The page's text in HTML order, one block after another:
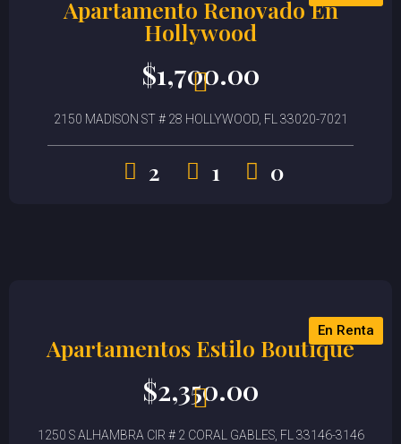
Apartamento Renovado En
Hollywood
$1,700.00
2150 MADISON ST # 28 HOLLYWOOD, FL 33020-7021
2 1 0
En Renta
Apartamentos Estilo Boutique
$2,350.00
1250 S ALHAMBRA CIR # 2 CORAL GABLES, FL 33146-3146